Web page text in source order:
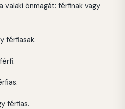
önmagát: férfinak vagy
férfiasak.
férfias.